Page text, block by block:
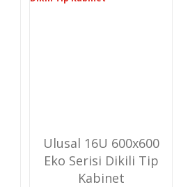
Ulusal 16U 600x600
Eko Serisi Dikili Tip
Kabinet